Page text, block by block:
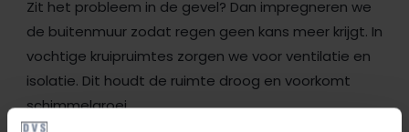
Zit het probleem in de gevel? Dan impregneren we
de buitenmuur zodat regen geen kans meer krijgt. In
vochtige kruipruimtes zorgen we voor ventilatie en
isolatie. Dit houdt de ruimte droog en voorkomt
schimmelgroei.